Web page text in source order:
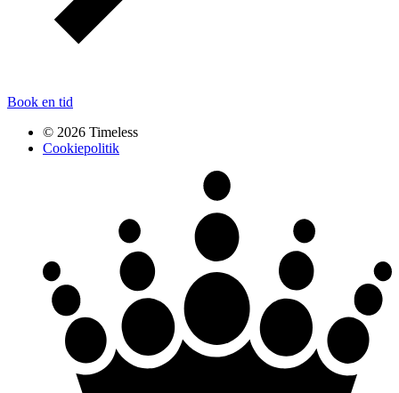
Book en tid
© 2026 Timeless
Cookiepolitik